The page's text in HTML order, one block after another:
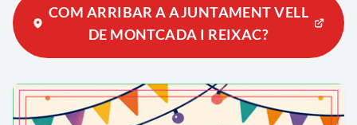
COM ARRIBAR A AJUNTAMENT VELL
DE MONTCADA I REIXAC?